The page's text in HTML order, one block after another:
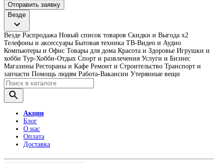
Отправить заявку
Везде
Везде Распродажа Новый список товаров Скидки и Выгода x2
Телефоны и аксессуары Бытовая техника ТВ-Видео и Аудио
Компьютеры и Офис Товары для дома Красота и Здоровье Игрушки и
хобби Тур-Хобби-Отдых Спорт и развлечения Услуги и Бизнес
Магазины Рестораны и Кафе Ремонт и Строительство Транспорт и
запчасти Помощь людям Работа-Вакансии Утерянные вещи
Акции
Блог
О нас
Оплата
Доставка